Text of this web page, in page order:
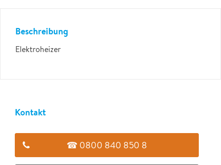
Beschreibung
Elektroheizer
Kontakt
☎ 0800 840 850 8